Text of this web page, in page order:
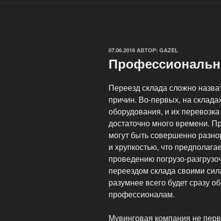
ОПУБЛИКОВАНО
07.06.2016 АВТОР: GAZEL
Переезд склада сложно
причин. Во-первых, на
оборудования, и их
достаточно много времени.
могут быть совершенно
и хрупкостью, что
проведению погрузо-
переездом склада своими
разумнее всего будет сразу
профессионалам.
Мувинговая компания не